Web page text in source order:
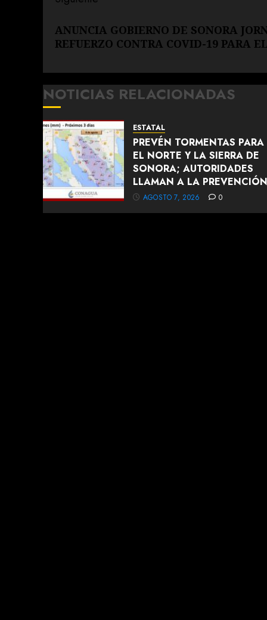
entrada:
ANUNCIA GOBIERNO DE SONORA
REFUERZO CONTRA COVID-19 PARA
NOTICIAS RELACIONADAS
ESTATAL
PREVÉN TORMENTAS PARA
EL NORTE Y LA SIERRA DE
SONORA; AUTORIDADES
LLAMAN A LA PREVENCIÓN
AGOSTO 7, 2026 0